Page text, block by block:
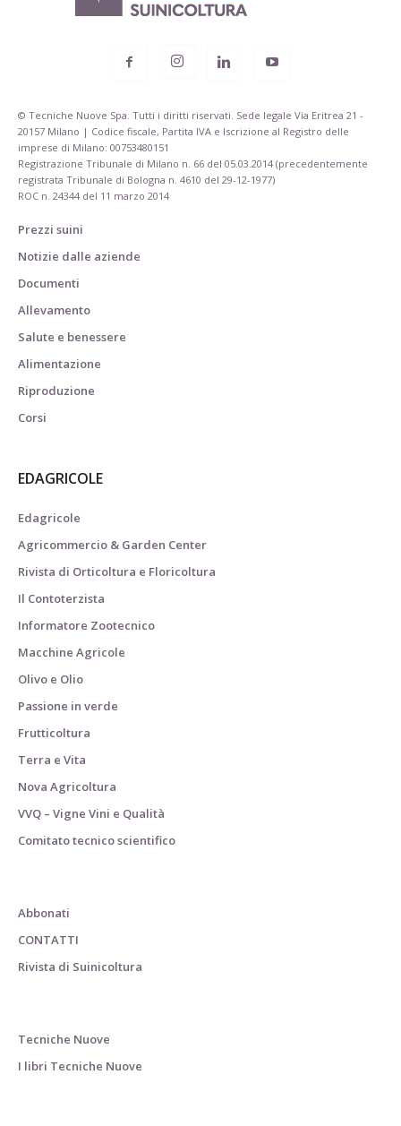
© Tecniche Nuove Spa. Tutti i diritti riservati. Sede legale Via Eritrea 21 -
20157 Milano | Codice fiscale, Partita IVA e Iscrizione al Registro delle
imprese di Milano: 00753480151
Registrazione Tribunale di Milano n. 66 del 05.03.2014 (precedentemente
registrata Tribunale di Bologna n. 4610 del 29-12-1977)
ROC n. 24344 del 11 marzo 2014
Prezzi suini
Notizie dalle aziende
Documenti
Allevamento
Salute e benessere
Alimentazione
Riproduzione
Corsi
EDAGRICOLE
Edagricole
Agricommercio & Garden Center
Rivista di Orticoltura e Floricoltura
Il Contoterzista
Informatore Zootecnico
Macchine Agricole
Olivo e Olio
Passione in verde
Frutticoltura
Terra e Vita
Nova Agricoltura
VVQ – Vigne Vini e Qualità
Comitato tecnico scientifico
Abbonati
CONTATTI
Rivista di Suinicoltura
Tecniche Nuove
I libri Tecniche Nuove